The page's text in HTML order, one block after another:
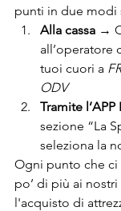
punti in due modi
Alla cassa →
all’operatore
tuoi cuori a
ODV
Tramite l’APP
sezione “La
seleziona la
Ogni punto che ci
po’ di più ai
l'acquisto di